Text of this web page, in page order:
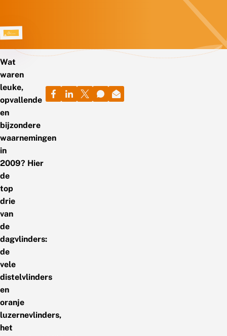
Wat
waren
leuke,
opvallende
en
bijzondere
waarnemingen
in
2009? Hier
de
top
drie
van
de
dagvlinders:
de
vele
distelvlinders
en
oranje
luzernevlinders,
het